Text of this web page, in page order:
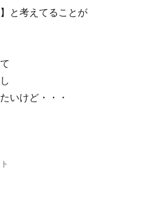
と考えてることが
いけど・・・